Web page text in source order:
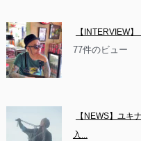
【INTERVIEW
77件のビュー
【NEWS】ユキ
入...